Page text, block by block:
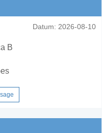
Datum: 2026-08-10
B